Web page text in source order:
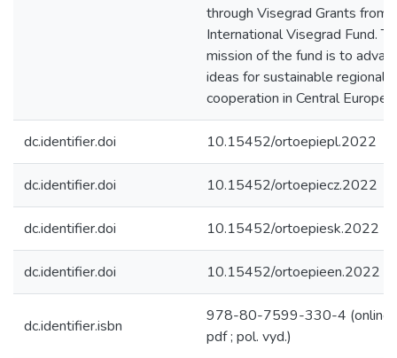
through Visegrad Grants from
International Visegrad Fund.
mission of the fund is to
ideas for sustainable regional
cooperation in Central Europe.
dc.identifier.doi 10.15452/ortoepiepl.2022
dc.identifier.doi 10.15452/ortoepiecz.2022
dc.identifier.doi 10.15452/ortoepiesk.2022
dc.identifier.doi 10.15452/ortoepieen.2022
dc.identifier.isbn
978-80-7599-330-4 (online ;
pdf ; pol. vyd.)